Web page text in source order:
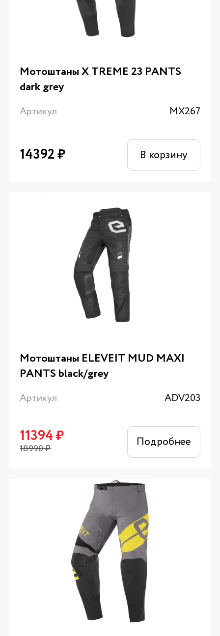
Мотоштаны X TREME 23 PANTS
dark grey
Артикул MX267
14392₽ В корзину
Мотоштаны ELEVEIT MUD MAXI
PANTS black/grey
Артикул ADV203
11394₽
18990₽ Подробнее